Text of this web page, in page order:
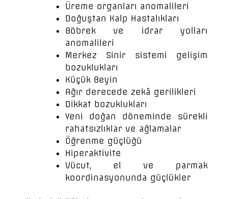
Üreme organları anomalileri
Doğuştan Kalp Hastalıkları
Böbrek ve idrar yolları
anomalileri
Merkez Sinir sistemi gelişim
bozuklukları
Küçük Beyin
Ağır derecede zekâ gerilikleri
Dikkat bozuklukları
Yeni doğan döneminde sürekli
rahatsızlıklar ve ağlamalar
Öğrenme güçlüğü
Hiperaktivite
Vücut, el ve parmak
koordinasyonunda güçlükler